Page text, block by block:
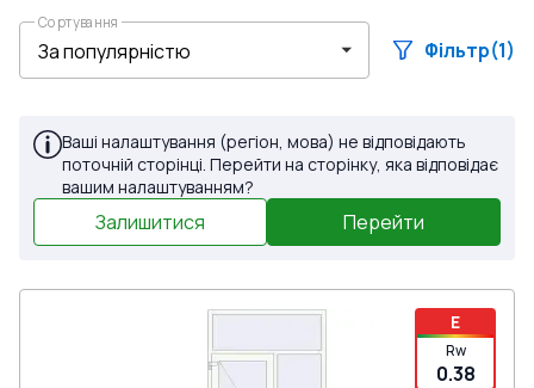
Сортування
Фільтр(1)
Ваші налаштування (регіон, мова) не відповідають
поточній сторінці. Перейти на сторінку, яка відповідає
вашим налаштуванням?
Залишитися Перейти
E
Rw
0.38